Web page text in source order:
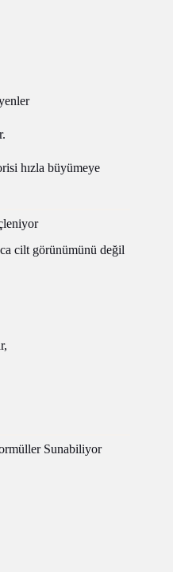
hızla büyümeye
cilt görünümünü değil
Sunabiliyor